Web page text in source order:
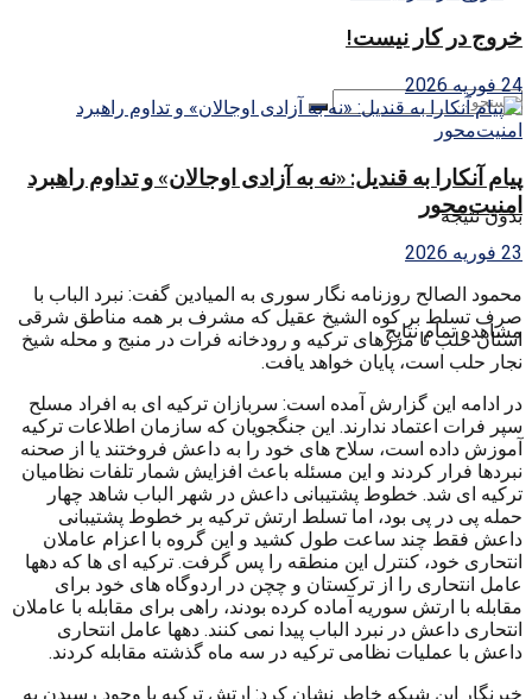
بدون نتیجه
مشاهده تمام نتایج
خروج در کار نیست!
24 فوریه 2026
پیام آنکارا به قندیل: «نه به آزادی اوجالان» و تداوم راهبرد
امنیت‌محور
23 فوریه 2026
محمود الصالح روزنامه نگار سوری به المیادین گفت: نبرد الباب با
صرف تسلط بر کوه الشیخ عقیل که مشرف بر همه مناطق شرقی
استان حلب تا مرزهای ترکیه و رودخانه فرات در منبج و محله شیخ
نجار حلب است، پایان خواهد یافت.
در ادامه این گزارش آمده است: سربازان ترکیه ای به افراد مسلح
سپر فرات اعتماد ندارند. این جنگجویان که سازمان اطلاعات ترکیه
آموزش داده است، سلاح های خود را به داعش فروختند یا از صحنه
نبردها فرار کردند و این مسئله باعث افزایش شمار تلفات نظامیان
ترکیه ای شد. خطوط پشتیبانی داعش در شهر الباب شاهد چهار
حمله پی در پی بود، اما تسلط ارتش ترکیه بر خطوط پشتیبانی
داعش فقط چند ساعت طول کشید و این گروه با اعزام عاملان
انتحاری خود، کنترل این منطقه را پس گرفت. ترکیه ای ها که دهها
عامل انتحاری را از ترکستان و چچن در اردوگاه های خود برای
مقابله با ارتش سوریه آماده کرده بودند، راهی برای مقابله با عاملان
انتحاری داعش در نبرد الباب پیدا نمی کنند. دهها عامل انتحاری
داعش با عملیات نظامی ترکیه در سه ماه گذشته مقابله کردند.
خبرنگار این شبکه خاطر نشان کرد: ارتش ترکیه با وجود رسیدن به